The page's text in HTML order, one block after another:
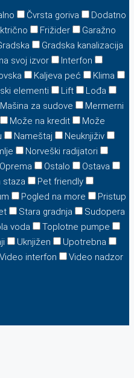
Čvrsta goriva
Dodatno
Frižider
Garažno
Gradska kanalizacija
svoj izvor
Interfon
Kaljeva peć
Klima
elementi Lift
Lođa
Mašina za sudove
Mermerni
Može na kredit
Može
Nameštaj
Neuknjiživ
Norveški radijatori
Oprema Ostalo
Ostava
staza
Pet friendly
Pogled na more
Pristup
Stara gradnja
Sudopera
voda
Toplotne pumpe
Uknjižen
Upotrebna
Video interfon
Video nadzor